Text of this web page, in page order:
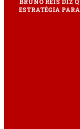
BRUNO REIS DIZ
ESTRATÉGIA